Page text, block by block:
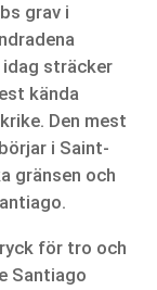
grav i
sträcker
kända
Den mest
i Saint-
gränsen och
för tro och
Santiago